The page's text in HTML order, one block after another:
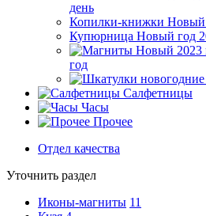
день
Копилки-книжки Новый
Купюрница Новый год
год
Салфетницы
Часы
Прочее
Отдел качества
Уточнить раздел
Иконы-магниты 11